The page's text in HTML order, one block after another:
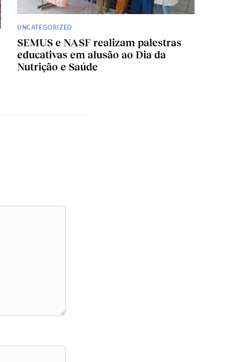
UNCATEGORIZED
SEMUS e NASF realizam palestras
educativas em alusão ao Dia da
Nutrição e Saúde